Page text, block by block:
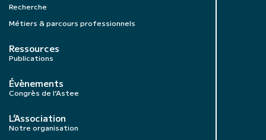
Recherche
Métiers & parcours professionnels
Ressources
Publications
Évènements
Congrès de l’Astee
L’Association
Notre organisation